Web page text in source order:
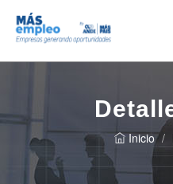
Inicio